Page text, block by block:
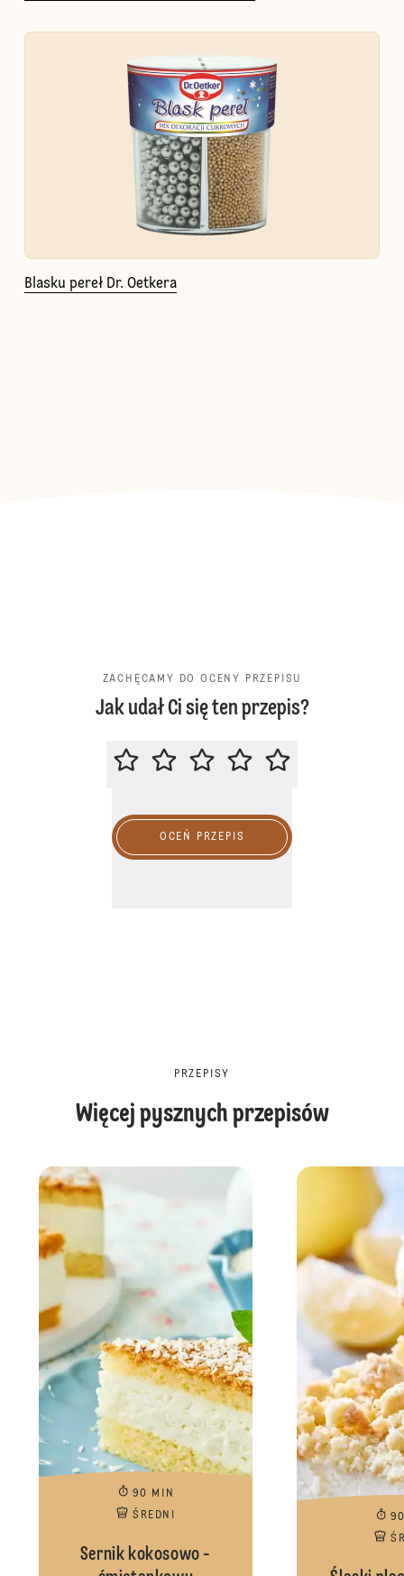
Blasku pereł Dr. Oetkera
ZACHĘCAMY DO OCENY PRZEPISU
Jak udał Ci się ten przepis?
ZACHĘCAMY DO OCENY
OCEŃ PRZEPIS
PRZEPISY
Więcej pysznych przepisów
90 MIN
ŚREDNI
Sernik kokosowo -